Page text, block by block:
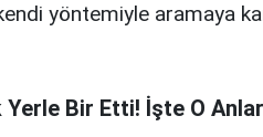
yöntemiyle aramaya
Yerle Bir Etti! İşte O Anlar